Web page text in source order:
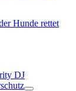
DJ